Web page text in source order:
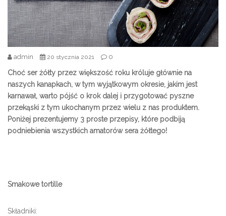
admin 20 stycznia 2021 0
Choć ser żółty przez większość roku króluje głównie na
naszych kanapkach, w tym wyjątkowym okresie, jakim jest
karnawał, warto pójść o krok dalej i przygotować pyszne
przekąski z tym ukochanym przez wielu z nas produktem.
Poniżej prezentujemy 3 proste przepisy, które podbiją
podniebienia wszystkich amatorów sera żółtego!
Smakowe tortille
Składniki: